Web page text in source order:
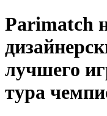
Parimatch
лучшего
тура